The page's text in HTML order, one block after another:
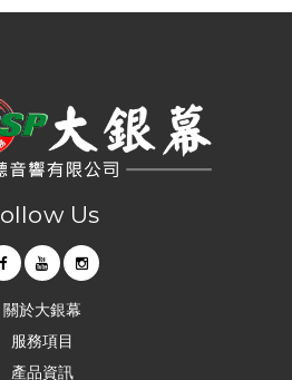
Us
關於大銀幕
服務項目
產品資訊